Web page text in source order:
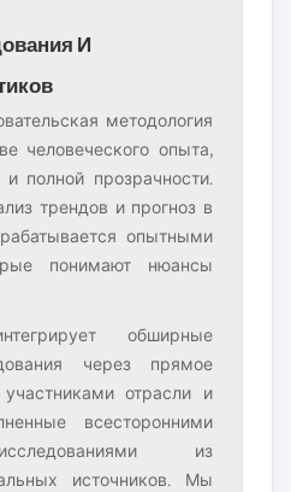
И
методология
человеческого опыта,
полной прозрачности.
трендов и прогноз в
опытными
понимают нюансы
обширные
через прямое
отрасли и
всесторонними
из
источников. Мы